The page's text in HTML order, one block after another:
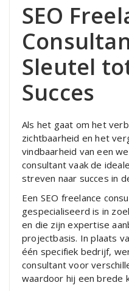
SEO
Sleutel
Succes
Als het gaat om het
zichtbaarheid en het
vindbaarheid van een
consultant vaak de
streven naar succes in
Een SEO freelance
gespecialiseerd is in
en die zijn expertise
projectbasis. In plaats
één specifiek bedrijf,
consultant voor
waardoor hij een brede